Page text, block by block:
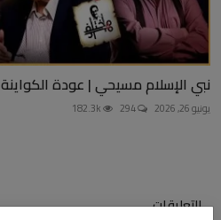
نبي الإسلام مسيحي | عودة الكواينة
يونيو 26, 2026
التعليقات